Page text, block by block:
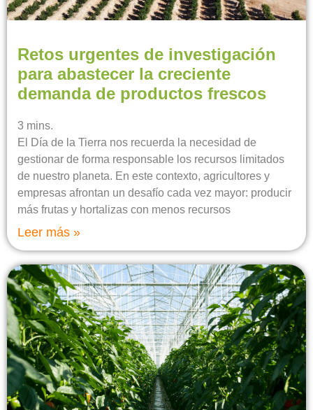
Retos urgentes de investigación
para abastecer la creciente
demanda de productos frescos
3 mins.
El Día de la Tierra nos recuerda la necesidad de
gestionar de forma responsable los recursos limitados
de nuestro planeta. En este contexto, agricultores y
empresas afrontan un desafío cada vez mayor: producir
más frutas y hortalizas con menos recursos
Leer más »